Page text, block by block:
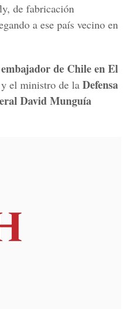
de fabricación
a ese país vecino en
de Chile en El
el ministro de la Defensa
David Munguía